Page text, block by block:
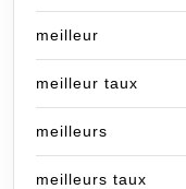
meilleur
meilleur taux
meilleurs
meilleurs taux